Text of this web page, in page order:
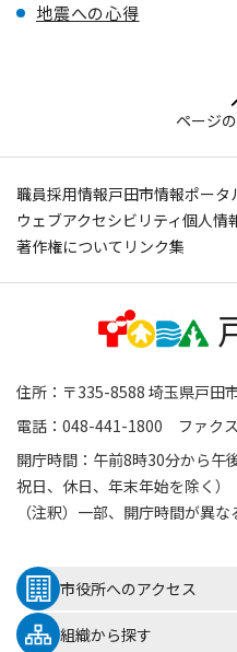
地震への心得
ページ
職員採用情報戸田市情報ポータ
ウェブアクセシビリティ個人情
著作権について リンク集
住所：〒335-8588 埼玉県戸田
電話：048-441-1800 ファク
開庁時間：午前8時30分から午
祝日、休日、年末年始を除く）
（注釈）一部、開庁時間が異
市役所へのアクセス
組織から探す